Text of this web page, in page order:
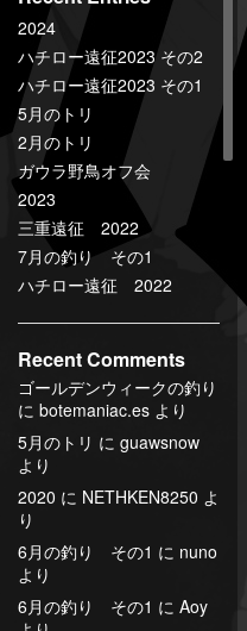
2024
ハチロー遠征2023 その2
ハチロー遠征2023 その1
5月のトリ
2月のトリ
ガウラ野鳥オフ会
2023
三重遠征 2022
7月の釣り その1
ハチロー遠征 2022
Recent Comments
ゴールデンウィークの釣り
に botemaniac.es より
5月のトリ に guawsnow
より
2020 に NETHKEN8250 よ
り
6月の釣り その1 に nuno
より
6月の釣り その1 に Aoy